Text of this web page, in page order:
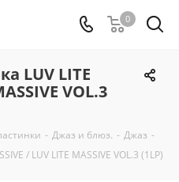
0
LUV LITE
VOL.3
- Джаз и блюз. - Джаз -
/ LUV LITE MASSIVE VOL.3 (1LP)